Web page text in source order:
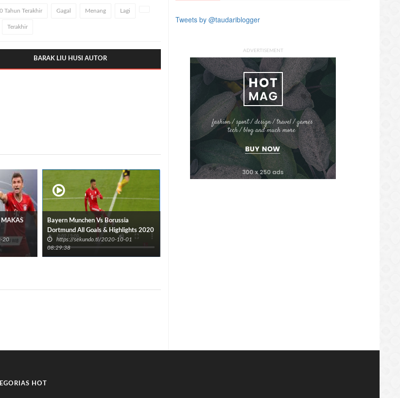
Tahun Terakhir Gagal Menang Lagi
Terakhir
BARAK LIU HUSI AUTOR
MAKAS
20
Bayern Munchen Vs Borussia
Dortmund All Goals & Highlights 2020
https://sekundo.tl/2020-10-01
08:29:38
Tweets by @taudariblogger
ADVERTISEMENT
HOT